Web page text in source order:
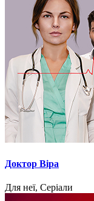
Доктор Віра
Для неї, Серіали